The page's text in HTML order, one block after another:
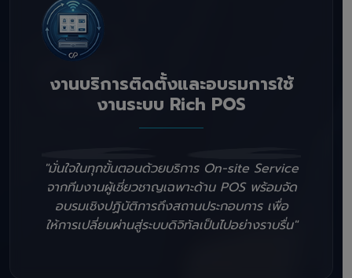
งานบริการติดตั้งและอบรมการใช้
งานระบบ Rich POS
"มั่นใจในทุกขั้นตอนด้วยบริการ On-site Service
จากทีมงานผู้เชี่ยวชาญเฉพาะด้าน POS พร้อมจัด
อบรมเชิงปฏิบัติการถึงสถานประกอบการ เพื่อ
ให้การเปลี่ยนผ่านสู่ระบบดิจิทัลเป็นไปอย่างราบรื่น"